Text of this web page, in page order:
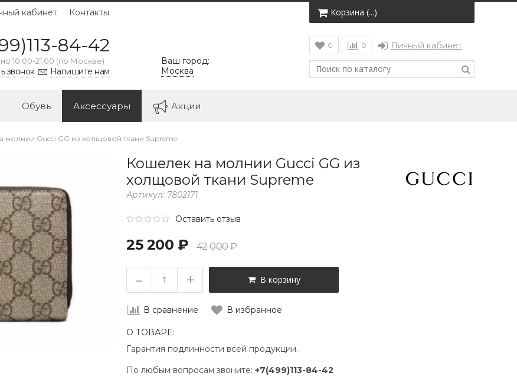
кабинет Контакты Корзина (…)
84-42
10:00-21:00 (по Москве)
звонок Напишите нам
Ваш город:
Москва
0 0 Личный кабинет
Обувь Аксессуары Акции
молнии Gucci GG из холщовой ткани Supreme
Кошелек на молнии Gucci GG из
холщовой ткани Supreme
Артикул: 7802171
Оставить отзыв
25 200 ₽ 42 000 ₽
– + В корзину
В сравнение В избранное
О ТОВАРЕ:
Гарантия подлинности всей продукции.
По любым вопросам звоните: +7(499)113-84-42